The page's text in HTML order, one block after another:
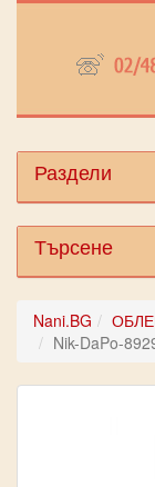
Раздели
Търсене
Nani.BG
Nik-DaPo-